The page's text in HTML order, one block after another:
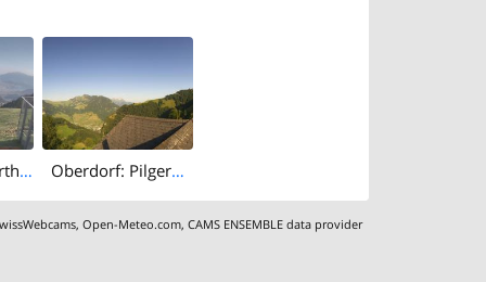
Dallenwil › North: Berggasthaus Gummenalp - Grillstelle Hexenweg Wirzweli - Stanserhorn - Lake Lucerne Oberdorf: Pilgerhaus Maria-Rickenbach
,Open-Meteo.com,CAMS ENSEMBLE data provider